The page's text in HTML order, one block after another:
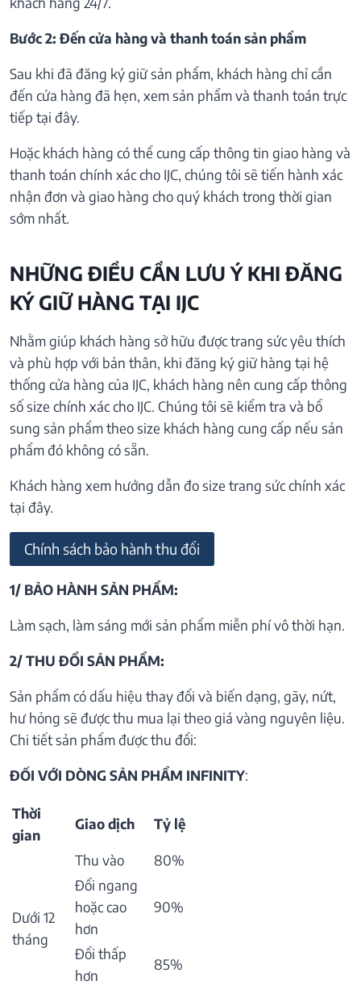
Bước 2: Đến cửa hàng và thanh toán sản phẩm
Sau khi đã đăng ký giữ sản phẩm, khách hàng chỉ cần
đến cửa hàng đã hẹn, xem sản phẩm và thanh toán trực
tiếp tại đây.
Hoặc khách hàng có thể cung cấp thông tin giao hàng và
thanh toán chính xác cho IJC, chúng tôi sẽ tiến hành xác
nhận đơn và giao hàng cho quý khách trong thời gian
sớm nhất.
NHỮNG ĐIỀU CẦN LƯU Ý KHI ĐĂNG
KÝ GIỮ HÀNG TẠI IJC
Nhằm giúp khách hàng sở hữu được trang sức yêu thích
và phù hợp với bản thân, khi đăng ký giữ hàng tại hệ
thống cửa hàng của IJC, khách hàng nên cung cấp thông
số size chính xác cho IJC. Chúng tôi sẽ kiểm tra và bổ
sung sản phẩm theo size khách hàng cung cấp nếu sản
phẩm đó không có sẵn.
Khách hàng xem hướng dẫn đo size trang sức chính xác
tại đây.
Chính sách bảo hành thu đổi
1/ BẢO HÀNH SẢN PHẨM:
Làm sạch, làm sáng mới sản phẩm miễn phí vô thời hạn.
2/ THU ĐỔI SẢN PHẨM:
Sản phẩm có dấu hiệu thay đổi và biến dạng, gãy, nứt,
hư hỏng sẽ được thu mua lại theo giá vàng nguyên liệu.
Chi tiết sản phẩm được thu đổi:
ĐỐI VỚI DÒNG SẢN PHẨM INFINITY:
Thời
gian
Giao dịch Tỷ lệ
Dưới 12
tháng
Thu vào
80%
Đổi ngang
hoặc cao
hơn
90%
Đổi thấp
hơn
85%